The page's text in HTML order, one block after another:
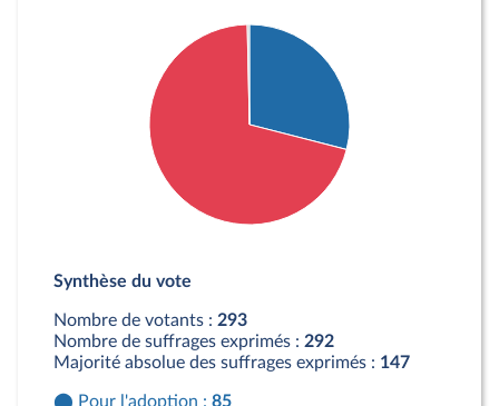
Contre : 207 députés
Synthèse du vote
Nombre de votants : 293
Nombre de suffrages exprimés : 292
Majorité absolue des suffrages exprimés : 147
Pour l'adoption : 85